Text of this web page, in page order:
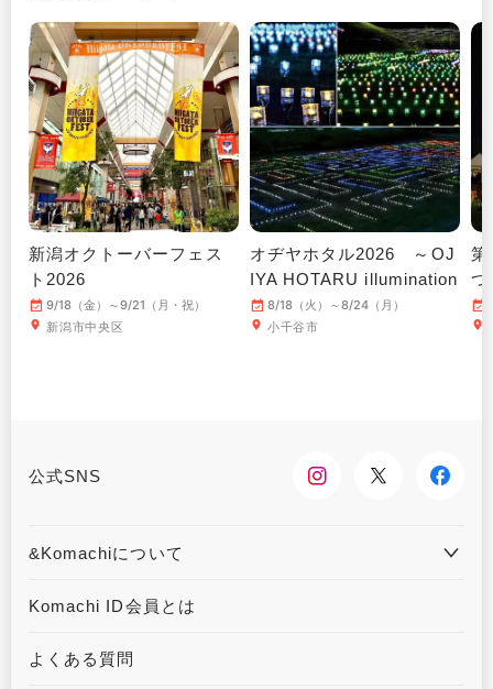
新潟オクトーバーフェス
ト2026
9/18（金）～9/21（月・祝）
新潟市中央区
オヂヤホタル2026 ～OJ
IYA HOTARU illumination
～ 8/18（火）～8/24（月）
小千谷市
第
つ
公式SNS
&Komachiについて
&Komachiとは
Komachi ID会員とは
よくある質問